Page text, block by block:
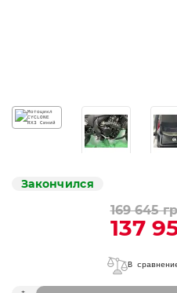
Закончился
169 645
137
В